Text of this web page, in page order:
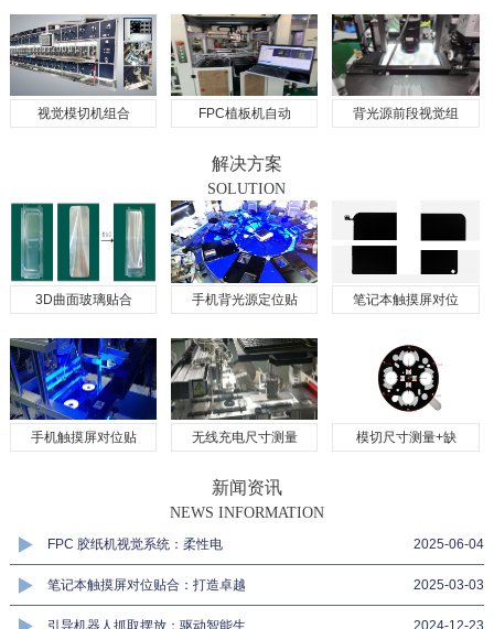
视觉模切机组合 FPC植板机自动 背光源前段视觉组
解决方案
SOLUTION
3D曲面玻璃贴合 手机背光源定位贴 笔记本触摸屏对位
手机触摸屏对位贴 无线充电尺寸测量 模切尺寸测量+缺
新闻资讯
NEWS INFORMATION
FPC 胶纸机视觉系统：柔性电 2025-06-04
笔记本触摸屏对位贴合：打造卓越 2025-03-03
引导机器人抓取摆放：驱动智能生 2024-12-23